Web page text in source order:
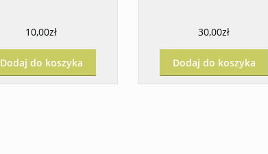
10,00zł
Dodaj do koszyka
30,00zł
Dodaj do koszyka